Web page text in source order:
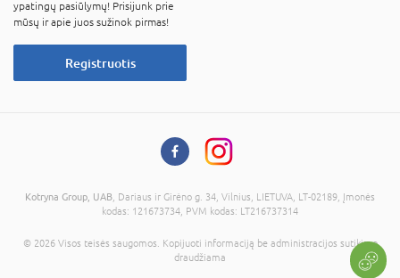
ypatingų pasiūlymų! Prisijunk prie
mūsų ir apie juos sužinok pirmas!
Registruotis
Kotryna Group, UAB , Dariaus ir Girėno g. 34, Vilnius, LIETUVA, LT-02189, Įmonės
kodas: 121673734, PVM kodas: LT216737314
© 2026 Visos teisės saugomos. Kopijuoti informaciją be administracijos sutikimo
draudžiama